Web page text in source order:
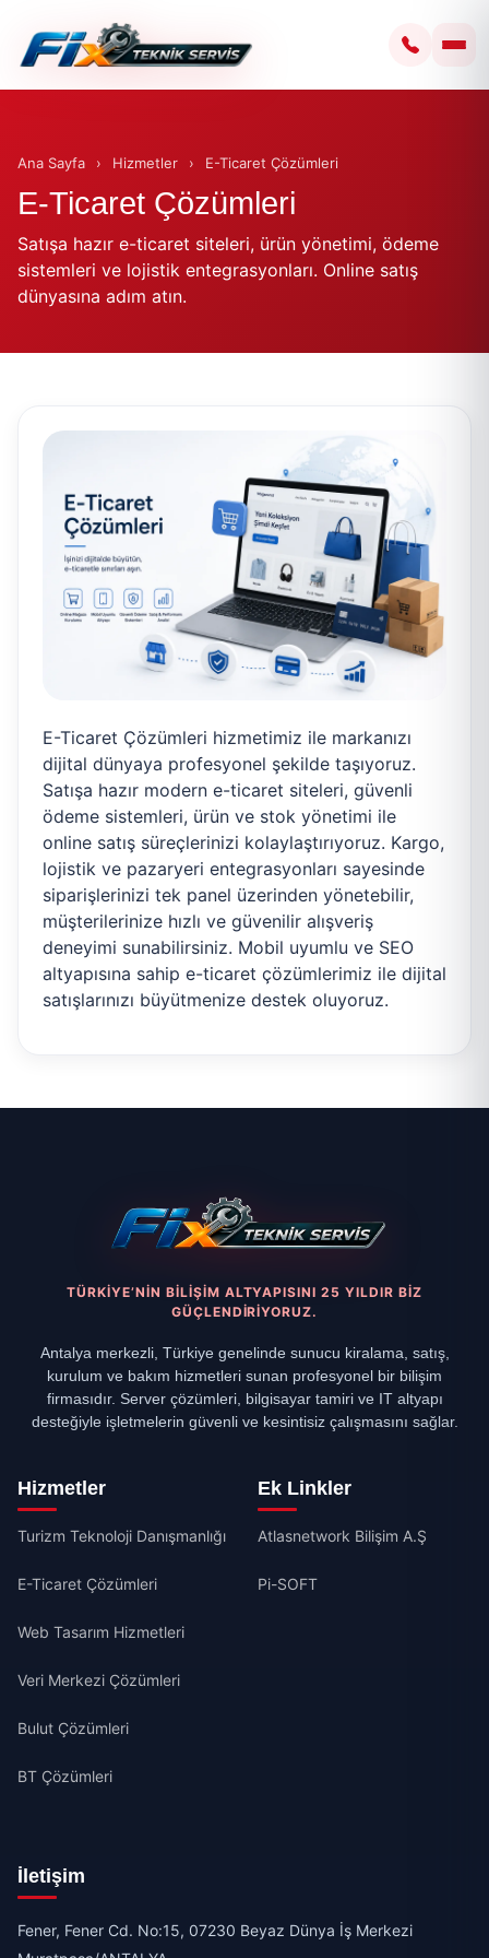
Ana Sayfa › Hizmetler › E-Ticaret Çözümleri
E-Ticaret Çözümleri
Satışa hazır e-ticaret siteleri, ürün yönetimi, ödeme
sistemleri ve lojistik entegrasyonları. Online satış
dünyasına adım atın.
E-Ticaret Çözümleri hizmetimiz ile markanızı
dijital dünyaya profesyonel şekilde taşıyoruz.
Satışa hazır modern e-ticaret siteleri, güvenli
ödeme sistemleri, ürün ve stok yönetimi ile
online satış süreçlerinizi kolaylaştırıyoruz. Kargo,
lojistik ve pazaryeri entegrasyonları sayesinde
siparişlerinizi tek panel üzerinden yönetebilir,
müşterilerinize hızlı ve güvenilir alışveriş
deneyimi sunabilirsiniz. Mobil uyumlu ve SEO
altyapısına sahip e-ticaret çözümlerimiz ile dijital
satışlarınızı büyütmenize destek oluyoruz.
TÜRKIYE’NIN BILIŞIM ALTYAPISINI 25 YILDIR BIZ
GÜÇLENDIRIYORUZ.
Antalya merkezli, Türkiye genelinde sunucu kiralama, satış,
kurulum ve bakım hizmetleri sunan profesyonel bir bilişim
firmasıdır. Server çözümleri, bilgisayar tamiri ve IT altyapı
desteğiyle işletmelerin güvenli ve kesintisiz çalışmasını sağlar.
Hizmetler
Turizm Teknoloji Danışmanlığı
E-Ticaret Çözümleri
Web Tasarım Hizmetleri
Veri Merkezi Çözümleri
Bulut Çözümleri
BT Çözümleri
Ek Linkler
Atlasnetwork Bilişim A.Ş
Pi-SOFT
İletişim
Fener, Fener Cd. No:15, 07230 Beyaz Dünya İş Merkezi